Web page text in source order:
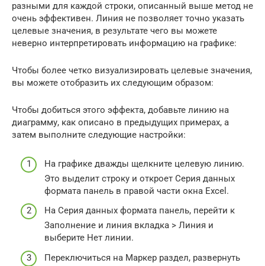
разными для каждой строки, описанный выше метод не
очень эффективен. Линия не позволяет точно указать
целевые значения, в результате чего вы можете
неверно интерпретировать информацию на графике:
Чтобы более четко визуализировать целевые значения,
вы можете отобразить их следующим образом:
Чтобы добиться этого эффекта, добавьте линию на
диаграмму, как описано в предыдущих примерах, а
затем выполните следующие настройки:
На графике дважды щелкните целевую линию.
Это выделит строку и откроет Серия данных
формата панель в правой части окна Excel.
На Серия данных формата панель, перейти к
Заполнение и линия вкладка > Линия и
выберите Нет линии.
Переключиться на Маркер раздел, развернуть